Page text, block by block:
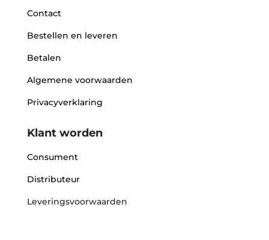
Contact
Bestellen en leveren
Betalen
Algemene voorwaarden
Privacyverklaring
Klant worden
Consument
Distributeur
Leveringsvoorwaarden